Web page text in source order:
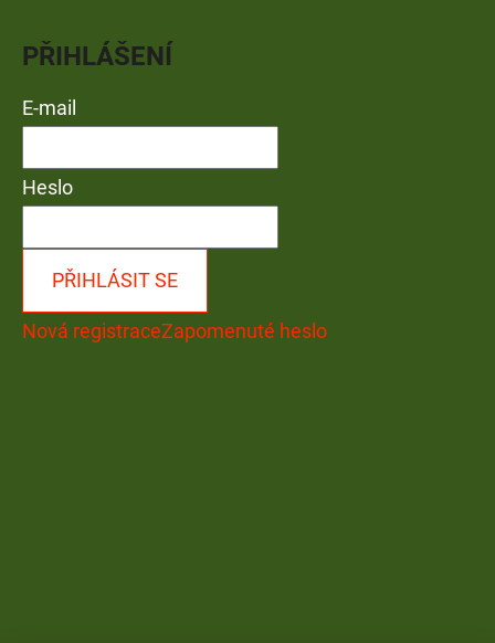
PŘIHLÁŠENÍ
E-mail
Heslo
PŘIHLÁSIT SE
Nová registraceZapomenuté heslo